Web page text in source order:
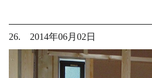
26. 2014年06月02日